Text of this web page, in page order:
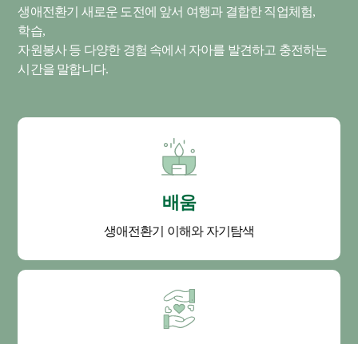
생애전환기 새로운 도전에 앞서 여행과 결합한 직업체험,
학습,
자원봉사 등 다양한 경험 속에서 자아를 발견하고 충전하는
시간을 말합니다.
배움
생애전환기 이해와 자기탐색